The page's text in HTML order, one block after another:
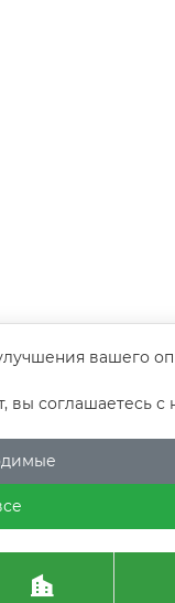

вашего
вы соглашаетесь